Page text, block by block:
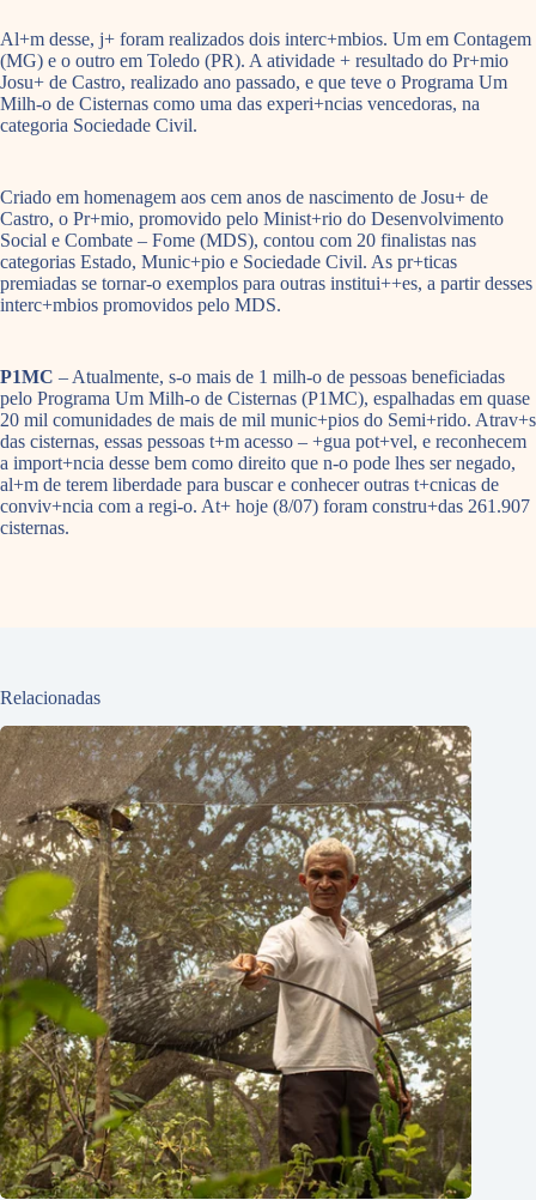
Al+m desse, j+ foram realizados dois interc+mbios. Um em Contagem
(MG) e o outro em Toledo (PR). A atividade + resultado do Pr+mio
Josu+ de Castro, realizado ano passado, e que teve o Programa Um
Milh-o de Cisternas como uma das experi+ncias vencedoras, na
categoria Sociedade Civil.
Criado em homenagem aos cem anos de nascimento de Josu+ de
Castro, o Pr+mio, promovido pelo Minist+rio do Desenvolvimento
Social e Combate – Fome (MDS), contou com 20 finalistas nas
categorias Estado, Munic+pio e Sociedade Civil. As pr+ticas
premiadas se tornar-o exemplos para outras institui++es, a partir desses
interc+mbios promovidos pelo MDS.
P1MC – Atualmente, s-o mais de 1 milh-o de pessoas beneficiadas
pelo Programa Um Milh-o de Cisternas (P1MC), espalhadas em quase
20 mil comunidades de mais de mil munic+pios do Semi+rido. Atrav+s
das cisternas, essas pessoas t+m acesso – +gua pot+vel, e reconhecem
a import+ncia desse bem como direito que n-o pode lhes ser negado,
al+m de terem liberdade para buscar e conhecer outras t+cnicas de
conviv+ncia com a regi-o. At+ hoje (8/07) foram constru+das 261.907
cisternas.
Relacionadas